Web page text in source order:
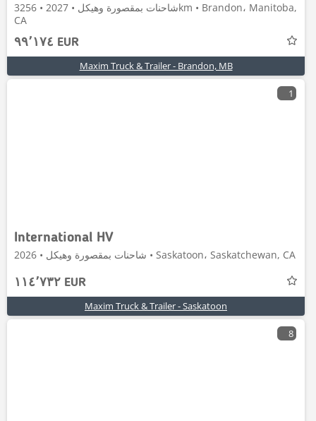
شاحنات بمقصورة وهيكل • 2027 • 3256km • Brandon، Manitoba,
CA
٩٩٬١٧٤ EUR
Maxim Truck & Trailer - Brandon, MB
1
International HV
شاحنات بمقصورة وهيكل • 2026 • Saskatoon، Saskatchewan, CA
١١٤٬٧٣٢ EUR
Maxim Truck & Trailer - Saskatoon
8